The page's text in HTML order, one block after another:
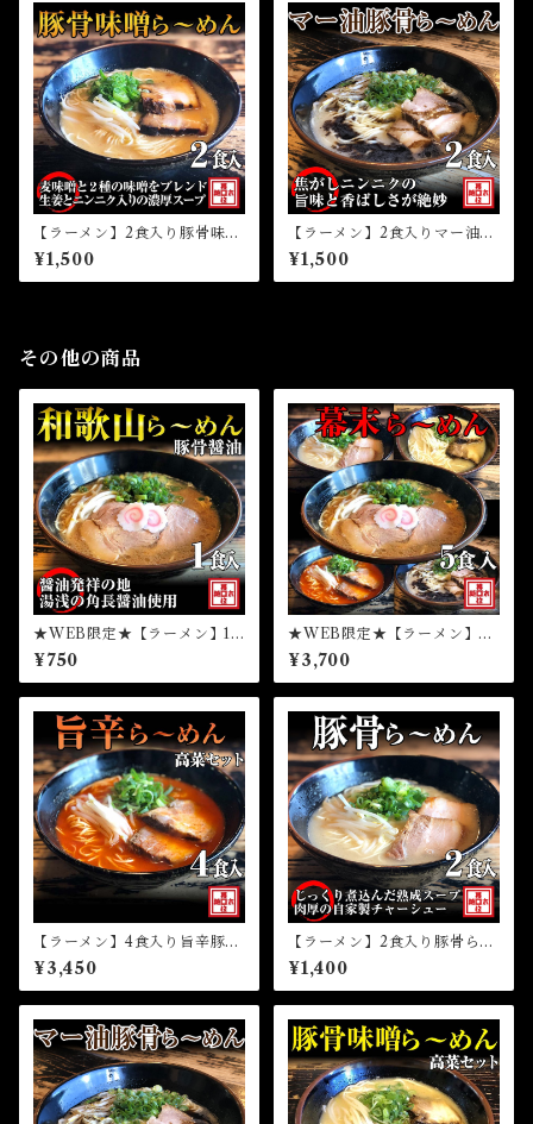
【ラーメン】2食入り豚骨味噌
ら～めん（冷凍）
¥1,500
【ラーメン】2食入りマー油豚
骨ら～めん（冷凍）
¥1,500
その他の商品
★WEB限定★【ラーメン】1
食和歌山ら～めん（冷凍）
¥750
★WEB限定★【ラーメン】１
食入りら～めん幕末よくばり
食べ比べ5種セット（冷凍）
¥3,700
【ラーメン】4食入り旨辛豚骨
ら～めん高菜セット（冷凍）
¥3,450
【ラーメン】2食入り豚骨ら～
めん（冷凍）
¥1,400